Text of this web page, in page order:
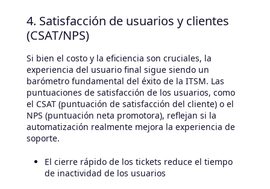
4. Satisfacción de usuarios y clientes
(CSAT/NPS)
Si bien el costo y la eficiencia son cruciales, la
experiencia del usuario final sigue siendo un
barómetro fundamental del éxito de la ITSM. Las
puntuaciones de satisfacción de los usuarios, como
el CSAT (puntuación de satisfacción del cliente) o el
NPS (puntuación neta promotora), reflejan si la
automatización realmente mejora la experiencia de
soporte.
El cierre rápido de los tickets reduce el tiempo
de inactividad de los usuarios